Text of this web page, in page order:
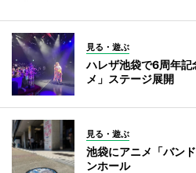
見る・遊ぶ
ハレザ池袋で6周年
メ」ステージ展開
見る・遊ぶ
池袋にアニメ「バン
ンホール